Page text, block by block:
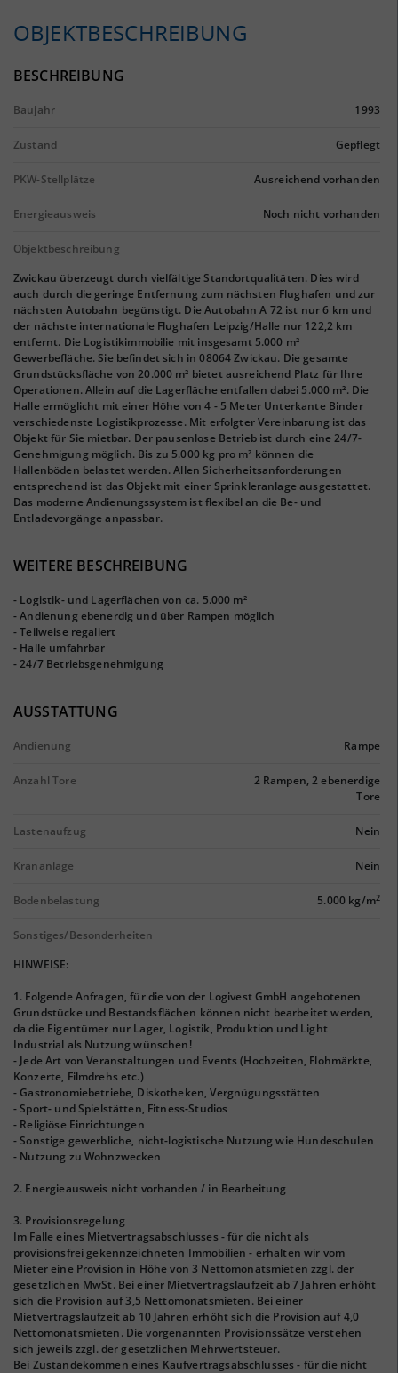
OBJEKTBESCHREIBUNG
BESCHREIBUNG
Baujahr 1993
Zustand Gepflegt
PKW-Stellplätze Ausreichend vorhanden
Energieausweis Noch nicht vorhanden
Objektbeschreibung
Zwickau überzeugt durch vielfältige Standortqualitäten. Dies wird
auch durch die geringe Entfernung zum nächsten Flughafen und zur
nächsten Autobahn begünstigt. Die Autobahn A 72 ist nur 6 km und
der nächste internationale Flughafen Leipzig/Halle nur 122,2 km
entfernt. Die Logistikimmobilie mit insgesamt 5.000 m²
Gewerbefläche. Sie befindet sich in 08064 Zwickau. Die gesamte
Grundstücksfläche von 20.000 m² bietet ausreichend Platz für Ihre
Operationen. Allein auf die Lagerfläche entfallen dabei 5.000 m². Die
Halle ermöglicht mit einer Höhe von 4 - 5 Meter Unterkante Binder
verschiedenste Logistikprozesse. Mit erfolgter Vereinbarung ist das
Objekt für Sie mietbar. Der pausenlose Betrieb ist durch eine 24/7-
Genehmigung möglich. Bis zu 5.000 kg pro m² können die
Hallenböden belastet werden. Allen Sicherheitsanforderungen
entsprechend ist das Objekt mit einer Sprinkleranlage ausgestattet.
Das moderne Andienungssystem ist flexibel an die Be- und
Entladevorgänge anpassbar.
WEITERE BESCHREIBUNG
- Logistik- und Lagerflächen von ca. 5.000 m²
- Andienung ebenerdig und über Rampen möglich
- Teilweise regaliert
- Halle umfahrbar
- 24/7 Betriebsgenehmigung
AUSSTATTUNG
Andienung Rampe
Anzahl Tore
2 Rampen, 2 ebenerdige
Tore
Lastenaufzug Nein
Krananlage Nein
Bodenbelastung 5.000 kg/m2
Sonstiges/Besonderheiten
HINWEISE:
1. Folgende Anfragen, für die von der Logivest GmbH angebotenen
Grundstücke und Bestandsflächen können nicht bearbeitet werden,
da die Eigentümer nur Lager, Logistik, Produktion und Light
Industrial als Nutzung wünschen!
- Jede Art von Veranstaltungen und Events (Hochzeiten, Flohmärkte,
Konzerte, Filmdrehs etc.)
- Gastronomiebetriebe, Diskotheken, Vergnügungsstätten
- Sport- und Spielstätten, Fitness-Studios
- Religiöse Einrichtungen
- Sonstige gewerbliche, nicht-logistische Nutzung wie Hundeschulen
- Nutzung zu Wohnzwecken
2. Energieausweis nicht vorhanden / in Bearbeitung
3. Provisionsregelung
Im Falle eines Mietvertragsabschlusses - für die nicht als
provisionsfrei gekennzeichneten Immobilien - erhalten wir vom
Mieter eine Provision in Höhe von 3 Nettomonatsmieten zzgl. der
gesetzlichen MwSt. Bei einer Mietvertragslaufzeit ab 7 Jahren erhöht
sich die Provision auf 3,5 Nettomonatsmieten. Bei einer
Mietvertragslaufzeit ab 10 Jahren erhöht sich die Provision auf 4,0
Nettomonatsmieten. Die vorgenannten Provisionssätze verstehen
sich jeweils zzgl. der gesetzlichen Mehrwertsteuer.
Bei Zustandekommen eines Kaufvertragsabschlusses - für die nicht